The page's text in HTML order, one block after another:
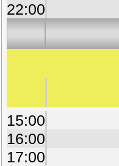
22:00
15:00
16:00
17:00